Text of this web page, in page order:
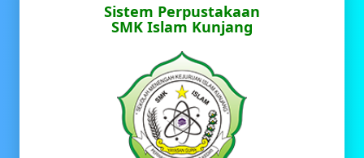
Sistem Perpustakaan
SMK Islam Kunjang